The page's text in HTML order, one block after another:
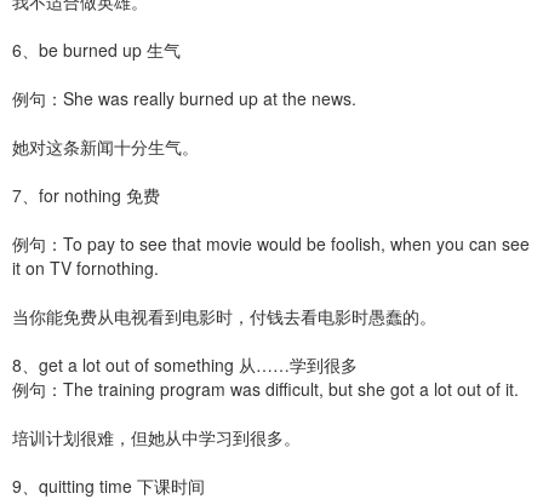
6、be burned up 生气
例句：She was really burned up at the news.
她对这条新闻十分生气。
7、for nothing 免费
例句：To pay to see that movie would be foolish, when you can see
it on TV fornothing.
当你能免费从电视看到电影时，付钱去看电影时愚蠢的。
8、get a lot out of something 从……学到很多
例句：The training program was difficult, but she got a lot out of it.
培训计划很难，但她从中学习到很多。
9、quitting time 下课时间